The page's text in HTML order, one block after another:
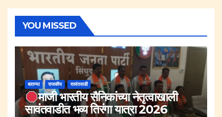
YOU MISSED
बातम्या राजकीय सावंतवाडी
माजी भारतीय सैनिकांच्या नेतृत्वाखाली
सावंतवाडीत भव्य तिरंगा यात्रा 2026